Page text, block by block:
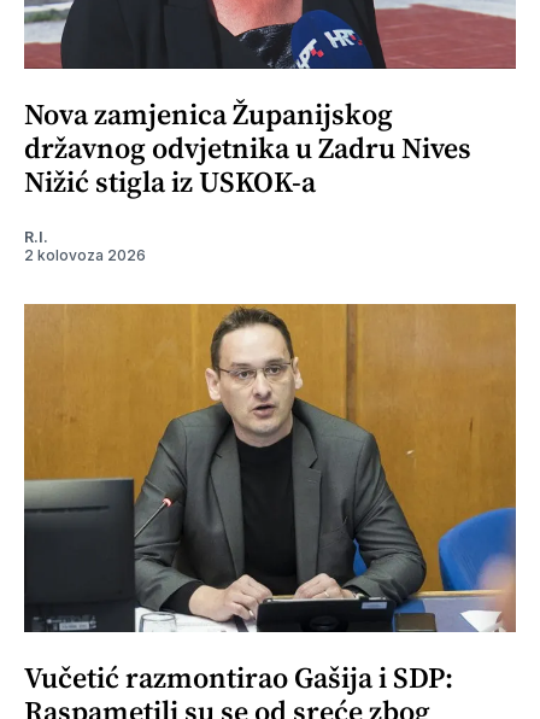
Nova zamjenica Županijskog
državnog odvjetnika u Zadru Nives
Nižić stigla iz USKOK-a
R.I.
2 kolovoza 2026
Vučetić razmontirao Gašija i SDP: